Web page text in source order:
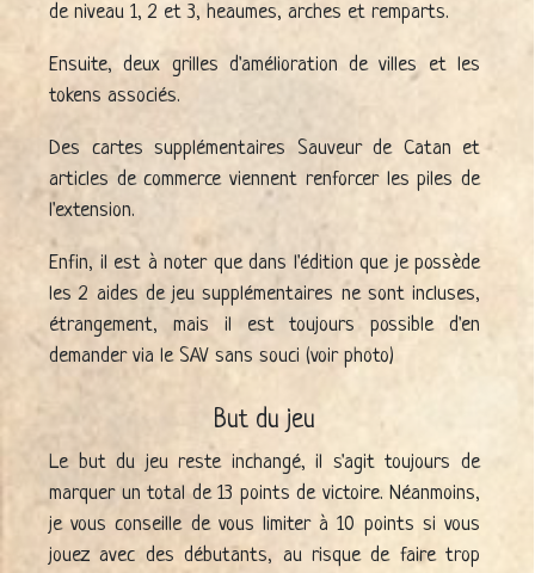
de niveau 1, 2 et 3, heaumes, arches et remparts.
Ensuite, deux grilles d'amélioration de villes et les
tokens associés.
Des cartes supplémentaires Sauveur de Catan et
articles de commerce viennent renforcer les piles de
l'extension.
Enfin, il est à noter que dans l'édition que je possède
les 2 aides de jeu supplémentaires ne sont incluses,
étrangement, mais il est toujours possible d'en
demander via le SAV sans souci (voir photo)
But du jeu
Le but du jeu reste inchangé, il s'agit toujours de
marquer un total de 13 points de victoire. Néanmoins,
je vous conseille de vous limiter à 10 points si vous
jouez avec des débutants, au risque de faire trop